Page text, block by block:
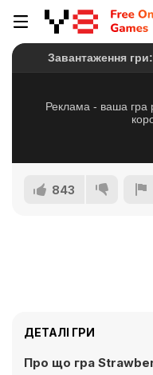
843
ДЕТАЛІ ГРИ
Про що гра